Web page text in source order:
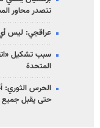
تتصدر محاور
عراقجي: ليس
سبب تشكيل
المتحدة
الحرس الثوري:
حتى يقبل جميع